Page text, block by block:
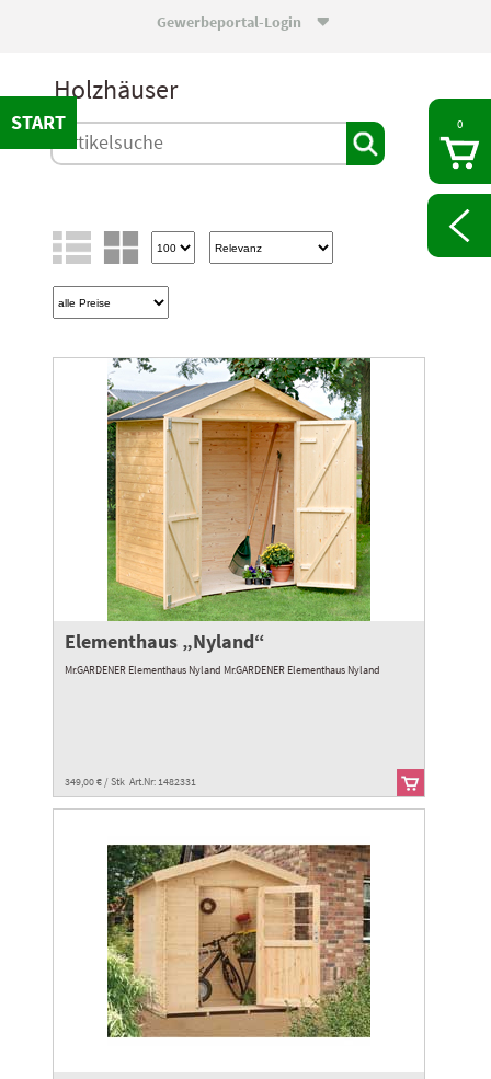
Gewerbeportal-Login 
Holzhäuser
Elementhaus „Nyland“
Mr.GARDENER Elementhaus Nyland Mr.GARDENER Elementhaus Nyland
349,00 € / Stk Art.Nr: 1482331
0